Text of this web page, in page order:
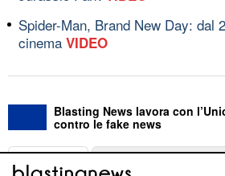
Spider-Man, Brand New Day: dal
cinema VIDEO
Blasting News lavora con
contro le fake news
ABOUT